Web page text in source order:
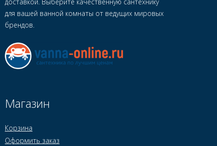
для вашей ванной комнаты от ведущих мировых
брендов.
Магазин
Корзина
Оформить заказ